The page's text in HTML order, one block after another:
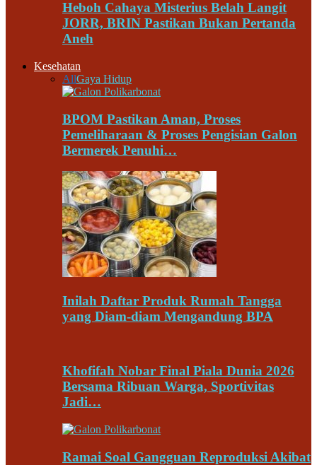
Heboh Cahaya Misterius Belah Langit
JORR, BRIN Pastikan Bukan Pertanda
Aneh
Kesehatan
AllGaya Hidup
BPOM Pastikan Aman, Proses
Pemeliharaan & Proses Pengisian Galon
Bermerek Penuhi…
Inilah Daftar Produk Rumah Tangga
yang Diam-diam Mengandung BPA
Khofifah Nobar Final Piala Dunia 2026
Bersama Ribuan Warga, Sportivitas
Jadi…
Ramai Soal Gangguan Reproduksi Akibat